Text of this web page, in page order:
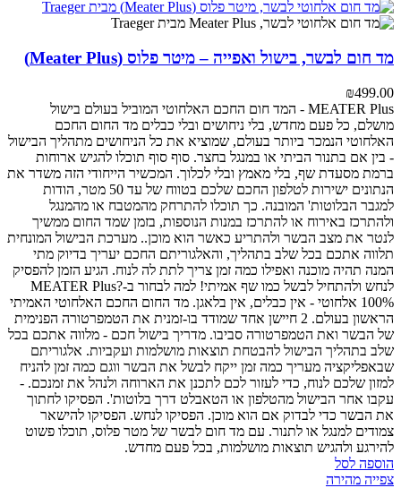
מד חום לבשר, בישול ואפייה – מיטר פלוס (Meater Plus)
₪499.00
MEATER Plus - המד חום החכם האלחוטי המוביל בעולם
בישול
מושלם, כל פעם מחדש, בלי ניחושים ובלי כבלים מד החום החכם
האלחוטי הנמכר ביותר בעולם, שמוציא את כל הניחושים מתהליך הבישול
- בין אם בתנור הביתי או במנגל בחצר. סוף סוף תוכלו להגיש ארוחות
ברמת מסעדת שף, בלי מאמץ ובלי לכלוך. המכשיר הייחודי הזה משדר את
הנתונים ישירות לטלפון החכם שלכם בטווח של עד 50 מטר, הודות
למגבר הבלוטות' המובנה. כך תוכלו להתרחק מהמטבח או מהמנגל
ולהתרכז באירוח או להתרכז במנות הנוספות, בזמן שמד החום ממשיך
לנטר את מצב הבשר ולהתריע כאשר הוא מוכן.. מערכת הבישול המונחית
תלווה אתכם בכל שלב בתהליך, והאלגוריתם החכם יעריך בדיוק מתי
המנה תהיה מוכנה ואפילו כמה זמן צריך לתת לה לנוח. הגיע הזמן להפסיק
לנחש ולהתחיל לבשל כמו שף אמיתי! למה לבחור ב-MEATER Plus?
100% אלחוטי - אין כבלים, אין בלאגן. מד החום החכם האלחוטי האמיתי
הראשון בעולם.
2 חיישן אחד שמודד בו-זמנית את הטמפרטורה הפנימית
של הבשר ואת הטמפרטורה סביבו. מדריך בישול חכם - מלווה אתכם בכל
שלב בתהליך הבישול להבטחת תוצאות מושלמות ועקביות. אלגוריתם
שבאפליקציה מעריך כמה זמן ייקח לבשל את הבשר ווגם כמה זמן להניח
למזון שלכם לנוח, כדי לעזור לכם לתכנן את הארוחה ולנהל את זמנכם. -
עקבו אחר הבישול מהטלפון או הטאבלט דרך בלוטות'. הפסיקו לחתוך
את הבשר כדי לבדוק אם הוא מוכן. הפסיקו לנחש. הפסיקו להישאר
צמודים למנגל או לתנור. עם מד חום לבשר של מטר פלוס, תוכלו פשוט
להירגע ולהגיש תוצאות מושלמות, בכל פעם מחדש.
הוספה לסל
צפייה מהירה